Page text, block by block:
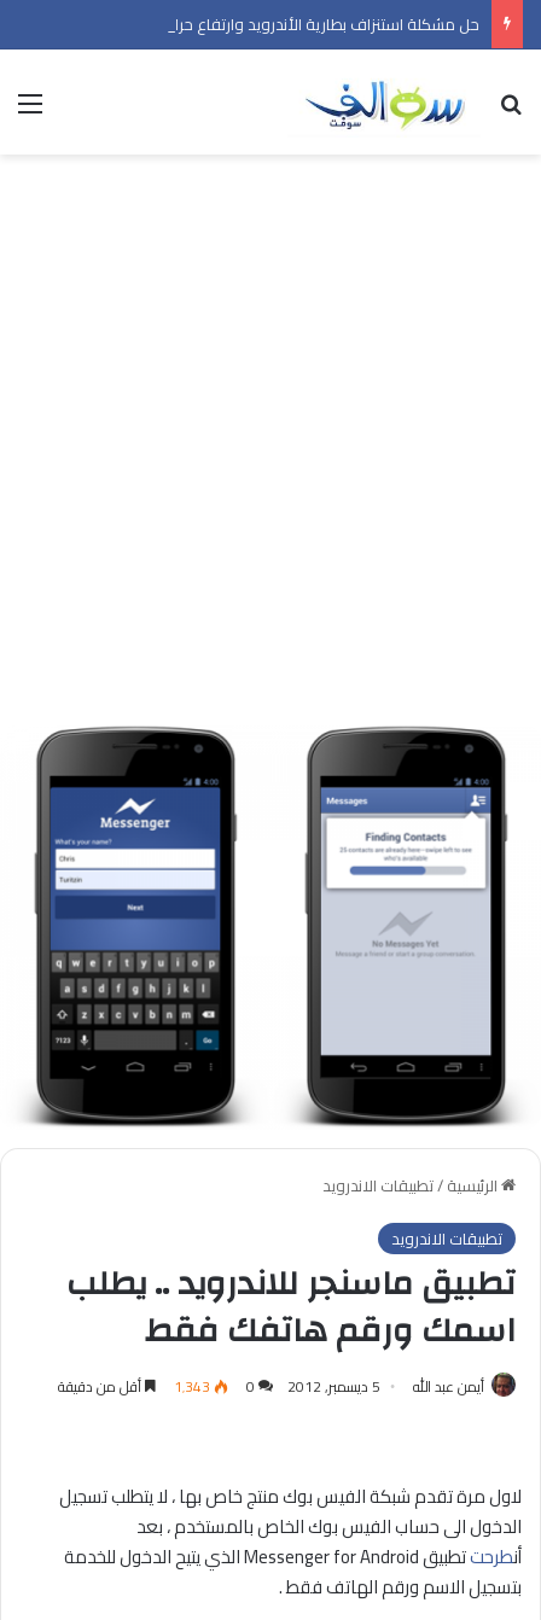
حل مشكلة استنزاف بطارية الأندرويد وارتفاع حرارة الهاتف في 2026
بحث عن
الرئيسية/تطبيقات الاندرويد
تطبيقات الاندرويد
تطبيق ماسنجر للاندرويد .. يطلب
اسمك ورقم هاتفك فقط
أيمن عبد الله 5 ديسمبر, 2012 0 1٬343 أقل من دقيقة
لاول مرة تقدم شبكة الفيس بوك منتج خاص بها ، لا يتطلب تسجيل
الدخول الى حساب الفيس بوك الخاص بالمستخدم ، بعد
أنطرحت
تطبيق Messenger for Android الذي يتيح الدخول للخدمة
بتسجيل الاسم ورقم الهاتف فقط .